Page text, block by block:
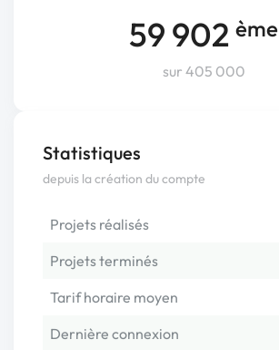
59 902 ème
sur 405 000
Statistiques
depuis la création du compte
Projets réalisés
Projets terminés
Tarif horaire moyen
Dernière connexion